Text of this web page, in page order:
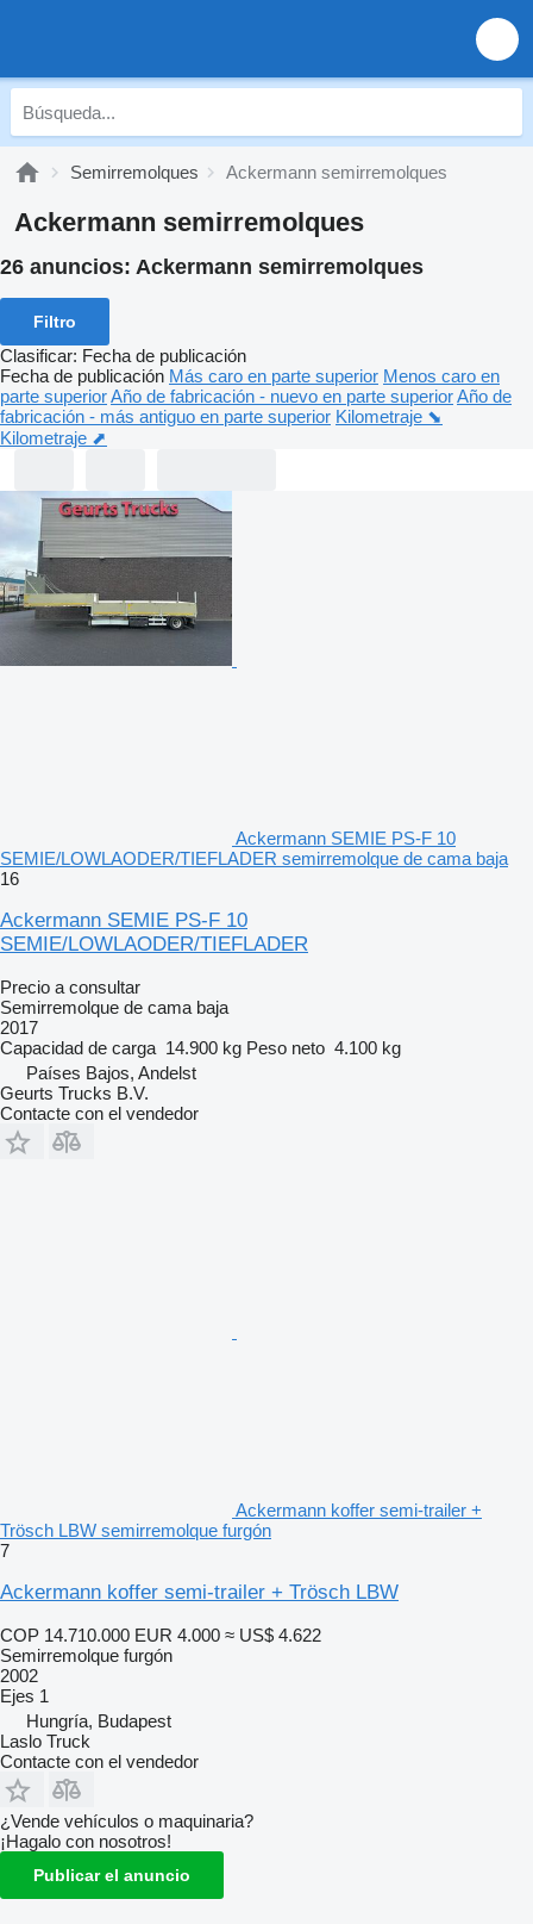
Semirremolques Ackermann semirremolques
Ackermann semirremolques
26 anuncios: Ackermann semirremolques
Filtro
Clasificar: Fecha de publicación
Fecha de publicación Más caro en parte superior Menos caro en
parte superiorAño de fabricación - nuevo en parte superiorAño de
fabricación - más antiguo en parte superior Kilometraje ⬊
Kilometraje ⬈
Ackermann SEMIE PS-F 10
SEMIE/LOWLAODER/TIEFLADER semirremolque de cama baja
16
Ackermann SEMIE PS-F 10
SEMIE/LOWLAODER/TIEFLADER
Precio a consultar
Semirremolque de cama baja
2017
Capacidad de carga 14.900 kg Peso neto 4.100 kg
Países Bajos, Andelst
Geurts Trucks B.V.
Contacte con el vendedor
Ackermann koffer semi-trailer +
Trösch LBW semirremolque furgón
7
Ackermann koffer semi-trailer + Trösch LBW
COP 14.710.000 EUR 4.000 ≈ US$ 4.622
Semirremolque furgón
2002
Ejes 1
Hungría, Budapest
Laslo Truck
Contacte con el vendedor
¿Vende vehículos o maquinaria?
¡Hagalo con nosotros!
Publicar el anuncio